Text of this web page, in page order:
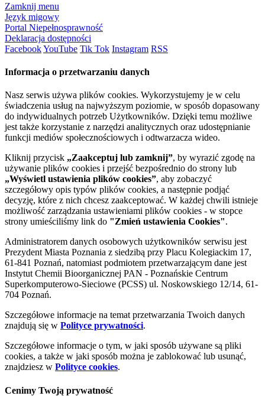
Zamknij menu
Język migowy
Portal Niepełnosprawność
Deklaracja dostępności
FacebookYouTube Tik Tok Instagram RSS
Informacja o przetwarzaniu danych
Nasz serwis używa plików cookies. Wykorzystujemy je w celu
świadczenia usług na najwyższym poziomie, w sposób dopasowany
do indywidualnych potrzeb Użytkowników. Dzięki temu możliwe
jest także korzystanie z narzędzi analitycznych oraz udostępnianie
funkcji mediów społecznościowych i odtwarzacza wideo.
Kliknij przycisk „Zaakceptuj lub zamknij”, by wyrazić zgodę na
używanie plików cookies i przejść bezpośrednio do strony lub
„Wyświetl ustawienia plików cookies”, aby zobaczyć
szczegółowy opis typów plików cookies, a następnie podjąć
decyzję, które z nich chcesz zaakceptować. W każdej chwili istnieje
możliwość zarządzania ustawieniami plików cookies - w stopce
strony umieściliśmy link do "Zmień ustawienia Cookies".
Administratorem danych osobowych użytkowników serwisu jest
Prezydent Miasta Poznania z siedzibą przy Placu Kolegiackim 17,
61-841 Poznań, natomiast podmiotem przetwarzającym dane jest
Instytut Chemii Bioorganicznej PAN - Poznańskie Centrum
Superkomputerowo-Sieciowe (PCSS) ul. Noskowskiego 12/14, 61-
704 Poznań.
Szczegółowe informacje na temat przetwarzania Twoich danych
znajdują się w Polityce prywatności.
Szczegółowe informacje o tym, w jaki sposób używane są pliki
cookies, a także w jaki sposób można je zablokować lub usunąć,
znajdziesz w Polityce cookies.
Cenimy Twoją prywatność